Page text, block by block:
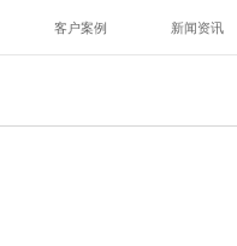
客户案例 新闻资讯